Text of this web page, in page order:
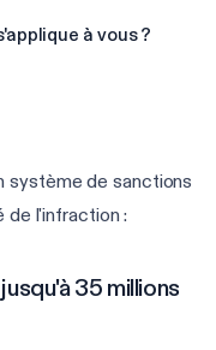
à vous ?
système de sanctions
de l'infraction :
35 millions